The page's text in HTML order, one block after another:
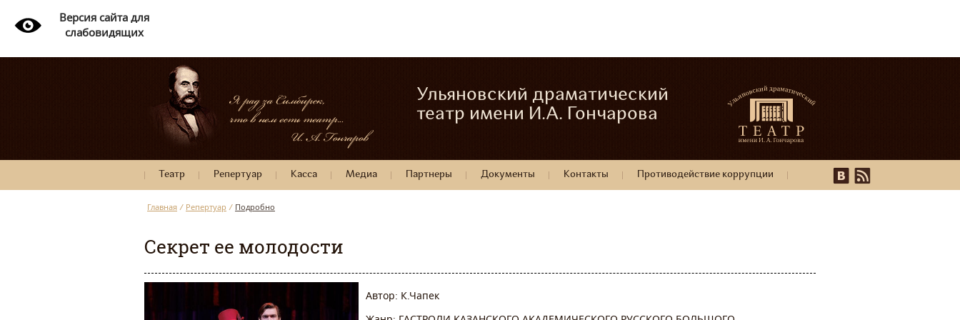
Версия сайта для
слабовидящих
Ульяновский драматический
театр имени И.А. Гончарова
Театр Репертуар Касса Медиа Партнеры Документы Контакты Противодействие коррупции
Главная / Репертуар / Подробно
Секрет ее молодости
Автор: К.Чапек